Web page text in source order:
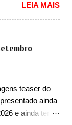
de ’16 em 1’,
ele apresenta
e integra
eles, motor
redutor,
de pré-
energia. Há
como
imagens
que vai
Trata-se do
que terá uma
como o
italiano tem
do Dune.
nasce com
LEIA MAIS
teaser do
ainda
e ainda terá